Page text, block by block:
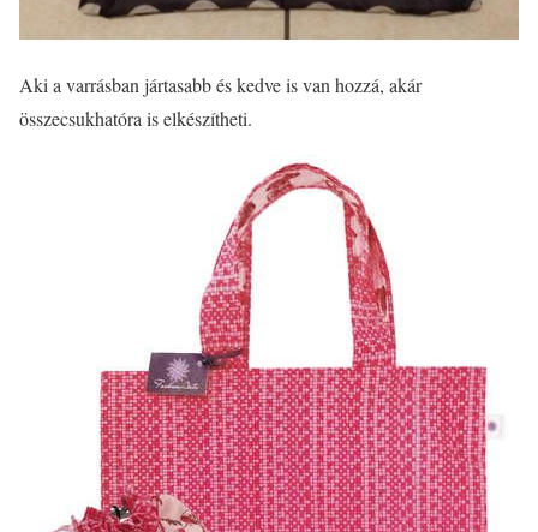
Aki a varrásban jártasabb és kedve is van hozzá, akár
összecsukhatóra is elkészítheti.